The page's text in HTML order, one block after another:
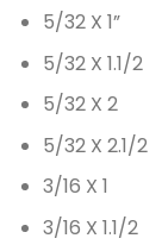
5/32 X 1”
5/32 X 1.1/2
5/32 X 2
5/32 X 2.1/2
3/16 X 1
3/16 X 1.1/2